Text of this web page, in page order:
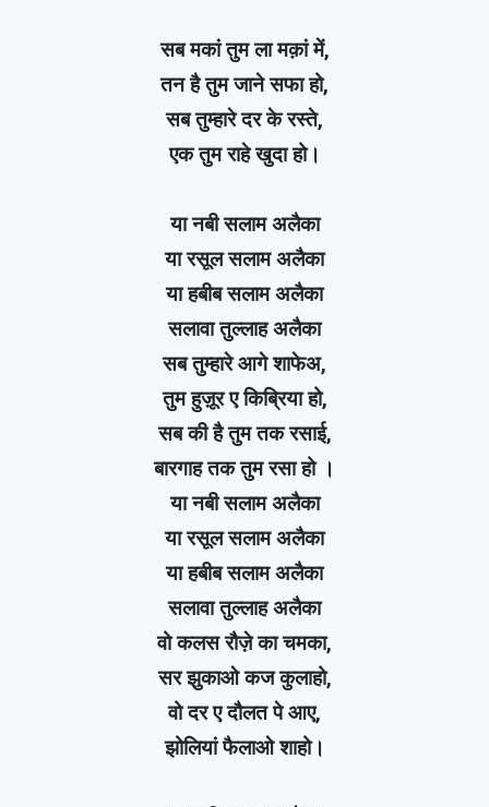
सब मकां तुम ला मक़ां में,
तन है तुम जाने सफा हो,
सब तुम्हारे दर के रस्ते,
एक तुम राहे खुदा हो।
या नबी सलाम अलैका
या रसूल सलाम अलैका
या हबीब सलाम अलैका
सलावा तुल्लाह अलैका
सब तुम्हारे आगे शाफेअ,
तुम हुज़ूर ए किब्रिया हो,
सब की है तुम तक रसाई,
बारगाह तक तुम रसा हो ।
या नबी सलाम अलैका
या रसूल सलाम अलैका
या हबीब सलाम अलैका
सलावा तुल्लाह अलैका
वो कलस रौज़े का चमका,
सर झुकाओ कज कुलाहो,
वो दर ए दौलत पे आए,
झोलियां फैलाओ शाहो।